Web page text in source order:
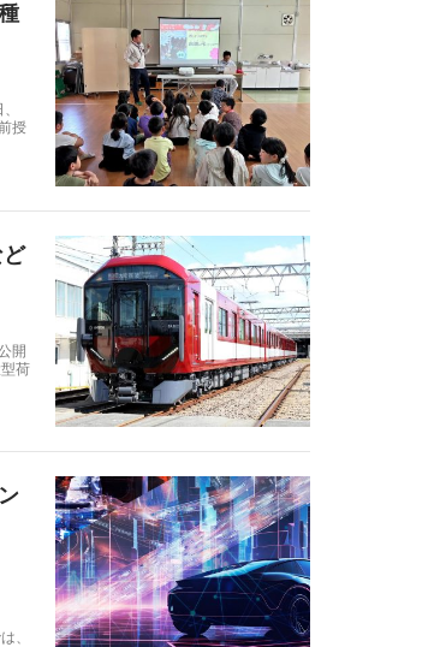
授
開
荷
、